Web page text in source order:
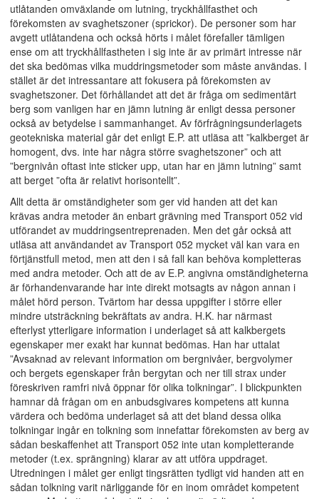
utlåtanden omväxlande om lutning, tryckhållfasthet och
förekomsten av svaghetszoner (sprickor). De personer som har
avgett utlåtandena och också hörts i målet förefaller tämligen
ense om att tryckhållfastheten i sig inte är av primärt intresse när
det ska bedömas vilka muddringsmetoder som måste användas. I
stället är det intressantare att fokusera på förekomsten av
svaghetszoner. Det förhållandet att det är fråga om sedimentärt
berg som vanligen har en jämn lutning är enligt dessa personer
också av betydelse i sammanhanget. Av förfrågningsunderlagets
geotekniska material går det enligt E.P. att utläsa att ”kalkberget är
homogent, dvs. inte har några större svaghetszoner” och att
”bergnivån oftast inte sticker upp, utan har en jämn lutning” samt
att berget ”ofta är relativt horisontellt”.
Allt detta är omständigheter som ger vid handen att det kan
krävas andra metoder än enbart grävning med Transport 052 vid
utförandet av muddringsentreprenaden. Men det går också att
utläsa att användandet av Transport 052 mycket väl kan vara en
förtjänstfull metod, men att den i så fall kan behöva kompletteras
med andra metoder. Och att de av E.P. angivna omständigheterna
är förhandenvarande har inte direkt motsagts av någon annan i
målet hörd person. Tvärtom har dessa uppgifter i större eller
mindre utsträckning bekräftats av andra. H.K. har närmast
efterlyst ytterligare information i underlaget så att kalkbergets
egenskaper mer exakt har kunnat bedömas. Han har uttalat
”Avsaknad av relevant information om bergnivåer, bergvolymer
och bergets egenskaper från bergytan och ner till strax under
föreskriven ramfri nivå öppnar för olika tolkningar”. I blickpunkten
hamnar då frågan om en anbudsgivares kompetens att kunna
värdera och bedöma underlaget så att det bland dessa olika
tolkningar ingår en tolkning som innefattar förekomsten av berg av
sådan beskaffenhet att Transport 052 inte utan kompletterande
metoder (t.ex. sprängning) klarar av att utföra uppdraget.
Utredningen i målet ger enligt tingsrätten tydligt vid handen att en
sådan tolkning varit närliggande för en inom området kompetent